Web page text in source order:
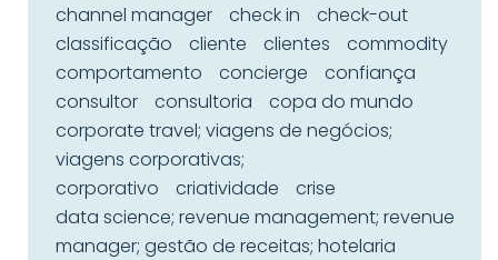
channel manager
check in
check-out
classificação
cliente clientes
commodity
comportamento
concierge
confiança
consultor
consultoria
copa do mundo
corporate travel; viagens de negócios;
viagens corporativas;
corporativo
criatividade
crise
data science; revenue management; revenue
manager; gestão de receitas; hotelaria